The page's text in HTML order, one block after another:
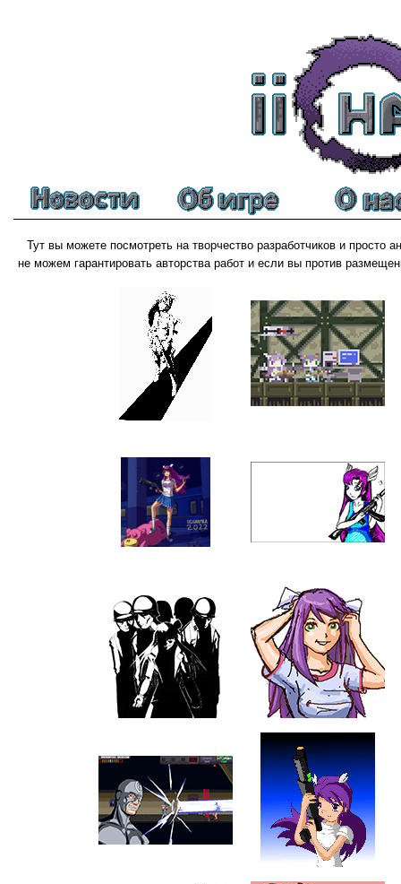
Тут вы можете посмотреть на творчество разработчиков и
не можем гарантировать авторства работ и если вы против